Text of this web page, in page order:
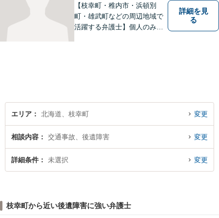
【枝幸町・稚内市・浜頓別
町・雄武町などの周辺地域で
活躍する弁護士】個人のみな
詳細を見
る
エリア 北海道、枝幸町 変更
相談内容 交通事故、後遺障害 変更
詳細条件 未選択 変更
枝幸町から近い後遺障害に強い弁護士